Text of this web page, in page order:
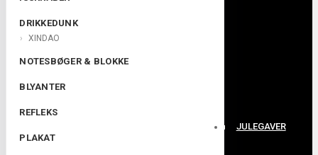
DRIKKEDUNK
XINDAO
NOTESBØGER & BLOKKE
BLYANTER
REFLEKS
PLAKAT
JULEGAVER